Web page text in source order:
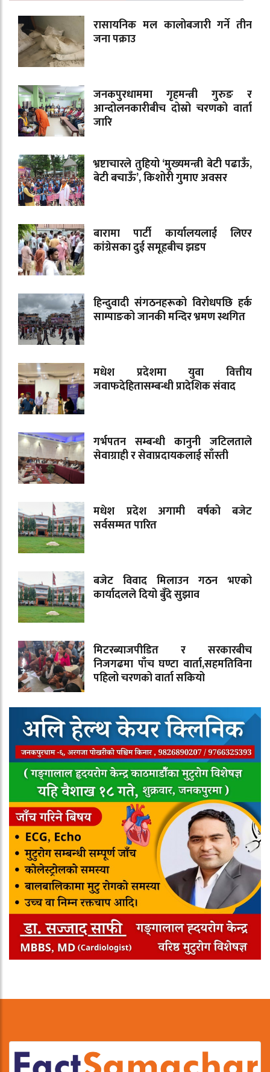
रासायनिक मल कालोबजारी गर्ने तीन
जना पक्राउ
जनकपुरधाममा गृहमन्त्री गुरुङ र
आन्दोलनकारीबीच दोस्रो चरणको वार्ता
जारि
भ्रष्टाचारले तुहियो ‘मुख्यमन्त्री बेटी पढाऊँ,
बेटी बचाऊँ’, किशोरी गुमाए अवसर
बारामा पार्टी कार्यालयलाई लिएर
कांग्रेसका दुई समूहबीच झडप
हिन्दुवादी संगठनहरूको विरोधपछि हर्क
साम्पाङको जानकी मन्दिर भ्रमण स्थगित
मधेश प्रदेशमा युवा वित्तीय
जवाफदेहितासम्बन्धी प्रादेशिक संवाद
गर्भपतन सम्बन्धी कानुनी जटिलताले
सेवाग्राही र सेवाप्रदायकलाई साँस्ती
मधेश प्रदेश अगामी वर्षको बजेट
सर्वसम्मत पारित
बजेट विवाद मिलाउन गठन भएको
कार्यादलले दियो बुँदे सुझाव
मिटरब्याजपीडित र सरकारबीच
निजगढमा पाँच घण्टा वार्ता,सहमतिविना
पहिलो चरणको वार्ता सकियो